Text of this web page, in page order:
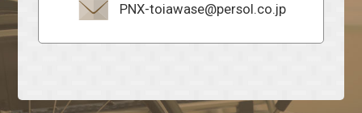
PNX-toiawase@persol.co.jp